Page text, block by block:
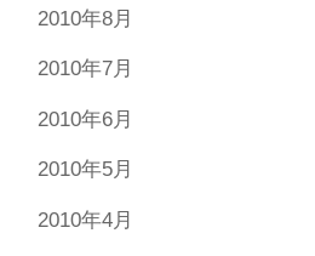
2010年8月
2010年7月
2010年6月
2010年5月
2010年4月